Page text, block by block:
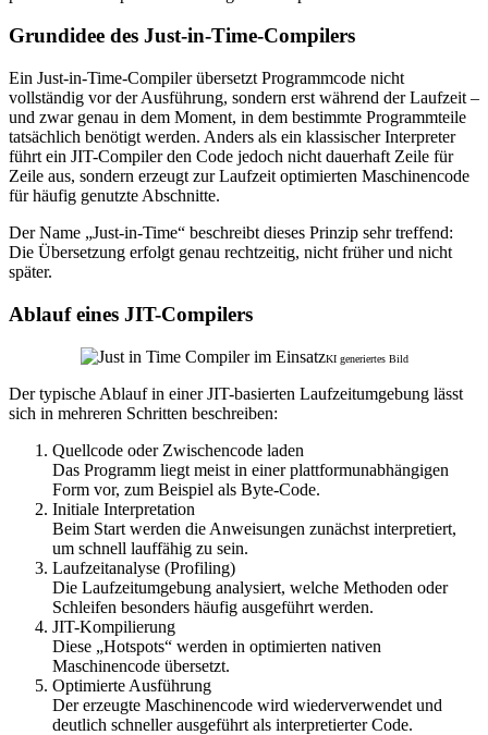
Grundidee des Just-in-Time-Compilers
Ein Just-in-Time-Compiler übersetzt Programmcode nicht
vollständig vor der Ausführung, sondern erst während der Laufzeit –
und zwar genau in dem Moment, in dem bestimmte Programmteile
tatsächlich benötigt werden. Anders als ein klassischer Interpreter
führt ein JIT-Compiler den Code jedoch nicht dauerhaft Zeile für
Zeile aus, sondern erzeugt zur Laufzeit optimierten Maschinencode
für häufig genutzte Abschnitte.
Der Name „Just-in-Time“ beschreibt dieses Prinzip sehr treffend:
Die Übersetzung erfolgt genau rechtzeitig, nicht früher und nicht
später.
Ablauf eines JIT-Compilers
KI generiertes Bild
Der typische Ablauf in einer JIT-basierten Laufzeitumgebung lässt
sich in mehreren Schritten beschreiben:
Quellcode oder Zwischencode laden
Das Programm liegt meist in einer plattformunabhängigen
Form vor, zum Beispiel als Byte-Code.
Initiale Interpretation
Beim Start werden die Anweisungen zunächst interpretiert,
um schnell lauffähig zu sein.
Laufzeitanalyse (Profiling)
Die Laufzeitumgebung analysiert, welche Methoden oder
Schleifen besonders häufig ausgeführt werden.
JIT-Kompilierung
Diese „Hotspots“ werden in optimierten nativen
Maschinencode übersetzt.
Optimierte Ausführung
Der erzeugte Maschinencode wird wiederverwendet und
deutlich schneller ausgeführt als interpretierter Code.